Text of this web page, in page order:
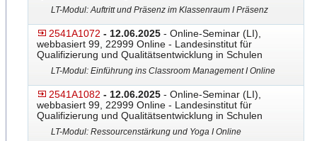
LT-Modul: Auftritt und Präsenz im Klassenraum I Präsenz
2541A1072 - 12.06.2025 - Online-Seminar (LI),
webbasiert 99, 22999 Online - Landesinstitut für
Qualifizierung und Qualitätsentwicklung in Schulen
LT-Modul: Einführung ins Classroom Management I Online
2541A1082 - 12.06.2025 - Online-Seminar (LI),
webbasiert 99, 22999 Online - Landesinstitut für
Qualifizierung und Qualitätsentwicklung in Schulen
LT-Modul: Ressourcenstärkung und Yoga I Online